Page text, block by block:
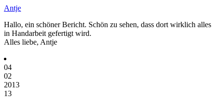
Antje
Hallo, ein schöner Bericht. Schön zu sehen, dass dort wirklich alles
in Handarbeit gefertigt wird.
Alles liebe, Antje
04
02
2013
13